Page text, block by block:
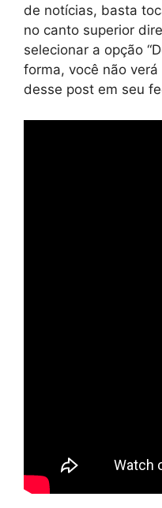
de notícias, basta
no canto superior
selecionar a opção
forma, você não
desse post em seu